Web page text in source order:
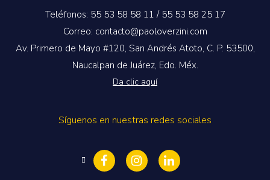
Teléfonos: 55 53 58 58 11 / 55 53 58 25 17
Correo: contacto@paoloverzini.com
Av. Primero de Mayo #120, San Andrés Atoto, C. P. 53500,
Naucalpan de Juárez, Edo. Méx.
Da clic aquí
Síguenos en nuestras redes sociales